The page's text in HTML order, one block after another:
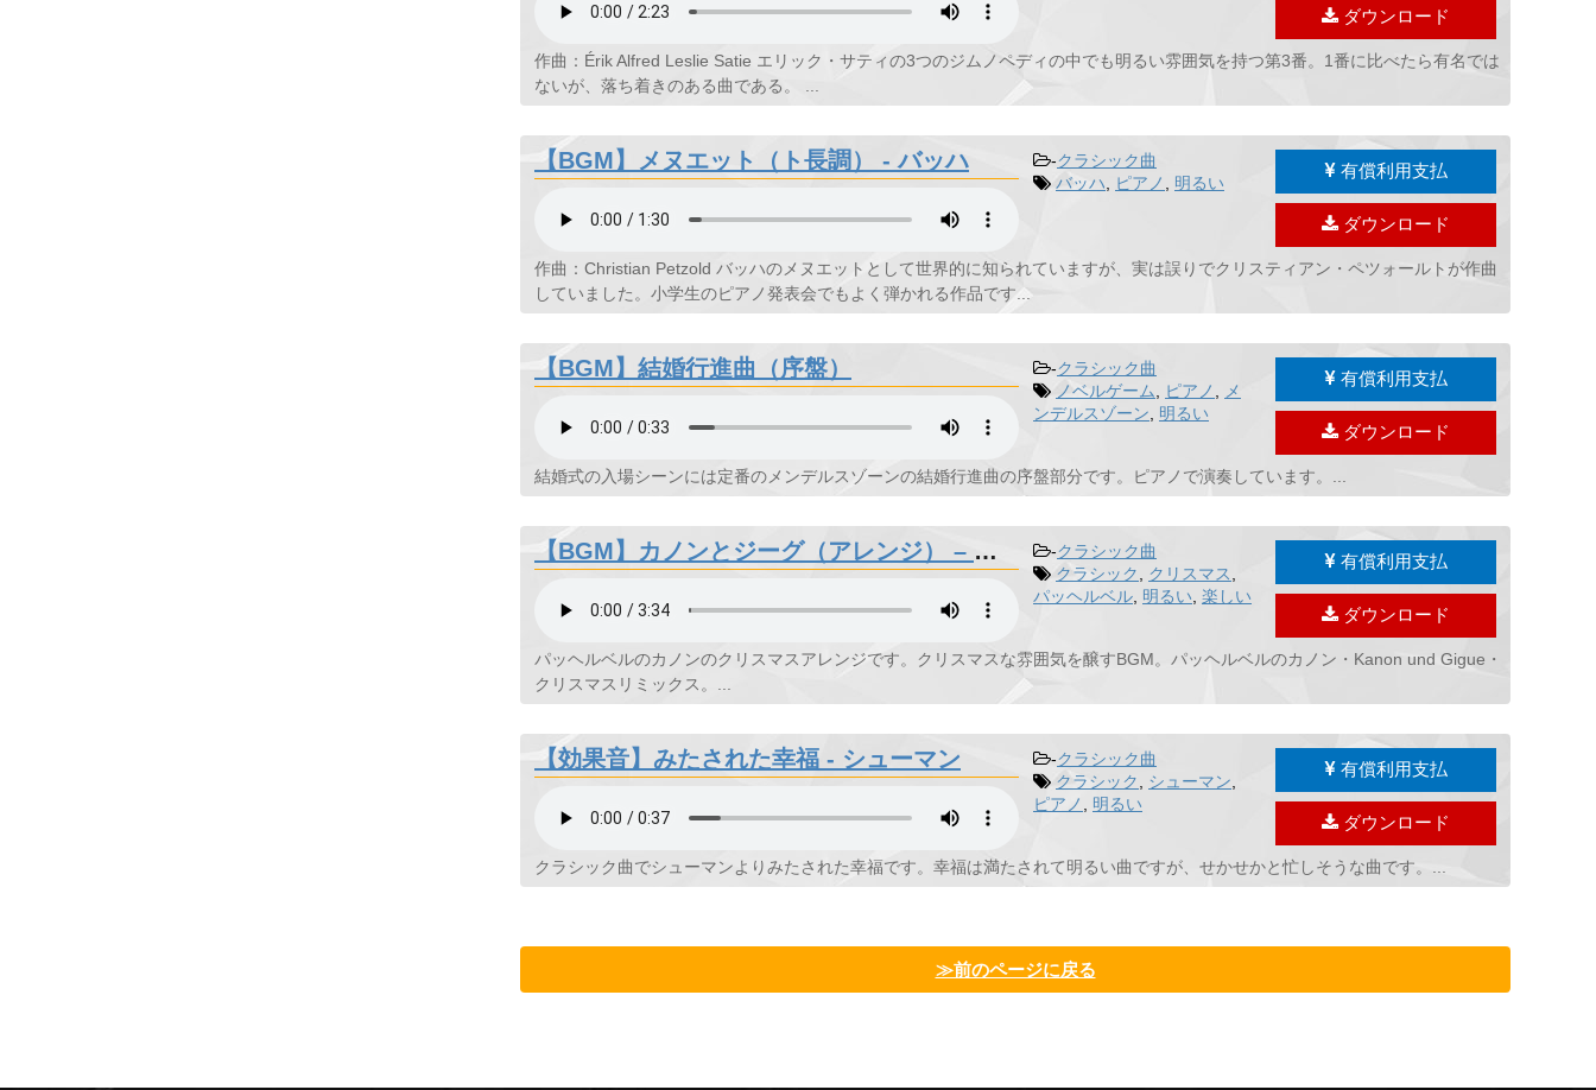
ダウンロード
作曲：Érik Alfred Leslie Satie エリック・サティの3つのジムノペディの中でも明るい雰囲気を持つ第3番。1番に比べたら有名では
ないが、落ち着きのある曲である。 ...
【BGM】メヌエット（ト長調） - バッハ -クラシック曲
バッハ
ピアノ 明るい
有償利用支払
ダウンロード
作曲：Christian Petzold バッハのメヌエットとして世界的に知られていますが、実は誤りでクリスティアン・ペツォールトが作曲
していました。小学生のピアノ発表会でもよく弾かれる作品です...
【BGM】結婚行進曲（序盤） -クラシック曲
ノベルゲーム
ピアノ
メ
ンデルスゾーン
明るい
有償利用支払
ダウンロード
結婚式の入場シーンには定番のメンデルスゾーンの結婚行進曲の序盤部分です。ピアノで演奏しています。...
【BGM】カノンとジーグ（アレンジ） – パッヘルベル -クラシック曲
クラシック
クリスマス
パッヘルベル 明るい 楽しい
有償利用支払
ダウンロード
パッヘルベルのカノンのクリスマスアレンジです。クリスマスな雰囲気を醸すBGM。パッヘルベルのカノン・Kanon und Gigue・
クリスマスリミックス。...
【効果音】みたされた幸福 - シューマン -クラシック曲
クラシック
シューマン
ピアノ
明るい
有償利用支払
ダウンロード
クラシック曲でシューマンよりみたされた幸福です。幸福は満たされて明るい曲ですが、せかせかと忙しそうな曲です。...
≫前のページに戻る